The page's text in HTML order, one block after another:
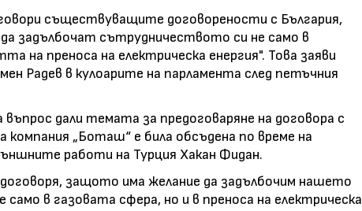
съществуващите договорености с България,
задълбочат сътрудничеството си не само в
на преноса на електрическа енергия". Това заяви
Радев в кулоарите на парламента след петъчния
дали темата за предоговаряне на договора с
компания „Боташ“ е била обсъдена по време на
работи на Турция Хакан Фидан.
защото има желание да задълбочим нашето
в газовата сфера, но и в преноса на електрическа